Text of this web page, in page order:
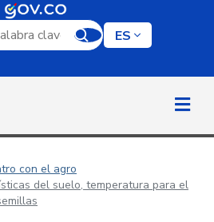
por palabra clave
ES
con el agro
del suelo, temperatura para el